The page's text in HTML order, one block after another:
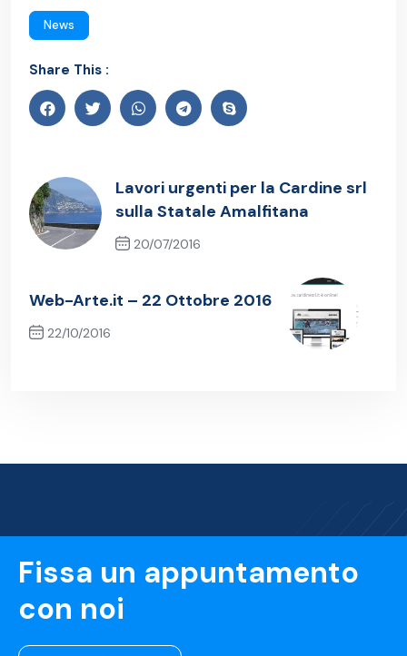
News
Share This :
Lavori urgenti per la Cardine srl
sulla Statale Amalfitana
20/07/2016
Web-Arte.it – 22 Ottobre 2016
22/10/2016
Fissa un appuntamento
con noi